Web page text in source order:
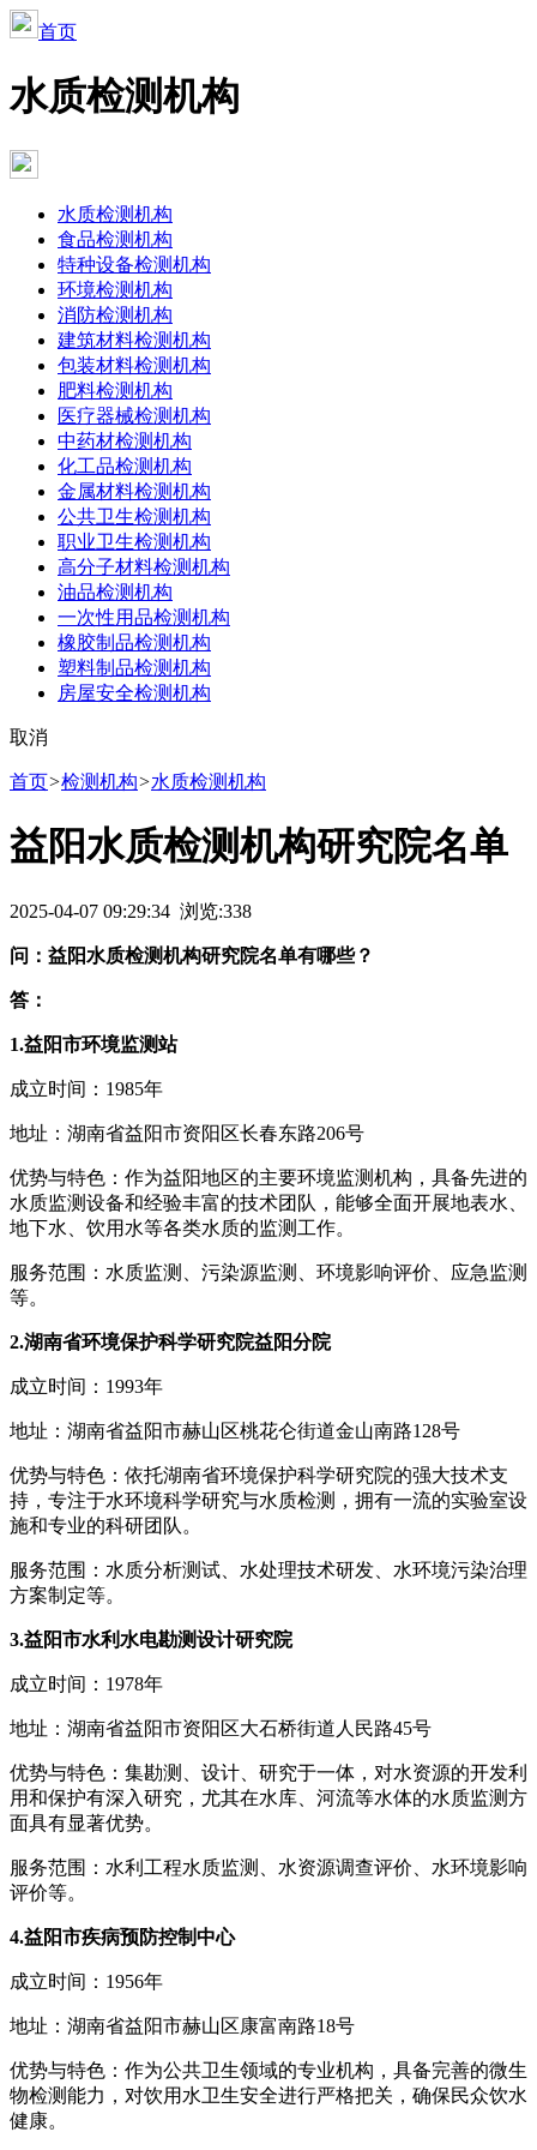
首页
水质检测机构
水质检测机构
食品检测机构
特种设备检测机构
环境检测机构
消防检测机构
建筑材料检测机构
包装材料检测机构
肥料检测机构
医疗器械检测机构
中药材检测机构
化工品检测机构
金属材料检测机构
公共卫生检测机构
职业卫生检测机构
高分子材料检测机构
油品检测机构
一次性用品检测机构
橡胶制品检测机构
塑料制品检测机构
房屋安全检测机构
取消
首页>检测机构>水质检测机构
益阳水质检测机构研究院名单
2025-04-07 09:29:34 浏览:338
问：益阳水质检测机构研究院名单有哪些？
答：
1.益阳市环境监测站
成立时间：1985年
地址：湖南省益阳市资阳区长春东路206号
优势与特色：作为益阳地区的主要环境监测机构，具备先进的
水质监测设备和经验丰富的技术团队，能够全面开展地表水、
地下水、饮用水等各类水质的监测工作。
服务范围：水质监测、污染源监测、环境影响评价、应急监测
等。
2.湖南省环境保护科学研究院益阳分院
成立时间：1993年
地址：湖南省益阳市赫山区桃花仑街道金山南路128号
优势与特色：依托湖南省环境保护科学研究院的强大技术支
持，专注于水环境科学研究与水质检测，拥有一流的实验室设
施和专业的科研团队。
服务范围：水质分析测试、水处理技术研发、水环境污染治理
方案制定等。
3.益阳市水利水电勘测设计研究院
成立时间：1978年
地址：湖南省益阳市资阳区大石桥街道人民路45号
优势与特色：集勘测、设计、研究于一体，对水资源的开发利
用和保护有深入研究，尤其在水库、河流等水体的水质监测方
面具有显著优势。
服务范围：水利工程水质监测、水资源调查评价、水环境影响
评价等。
4.益阳市疾病预防控制中心
成立时间：1956年
地址：湖南省益阳市赫山区康富南路18号
优势与特色：作为公共卫生领域的专业机构，具备完善的微生
物检测能力，对饮用水卫生安全进行严格把关，确保民众饮水
健康。